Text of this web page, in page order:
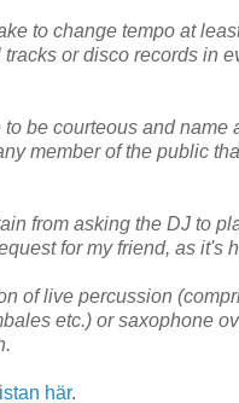
to change tempo at
or disco records in
be courteous and name
member of the public
from asking the DJ to
for my friend, as it's
of live percussion
etc.) or saxophone
listan här.